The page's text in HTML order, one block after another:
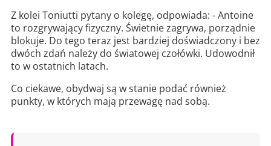
Z kolei Toniutti pytany o kolegę, odpowiada: - Antoine
to rozgrywający fizyczny. Świetnie zagrywa, porządnie
blokuje. Do tego teraz jest bardziej doświadczony i bez
dwóch zdań należy do światowej czołówki. Udowodnił
to w ostatnich latach.
Co ciekawe, obydwaj są w stanie podać również
punkty, w których mają przewagę nad sobą.